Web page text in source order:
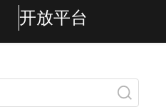
开放平台